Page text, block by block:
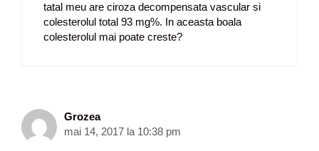
tatal meu are ciroza decompensata vascular si
colesterolul total 93 mg%. In aceasta boala
colesterolul mai poate creste?
Grozea
mai 14, 2017 la 10:38 pm